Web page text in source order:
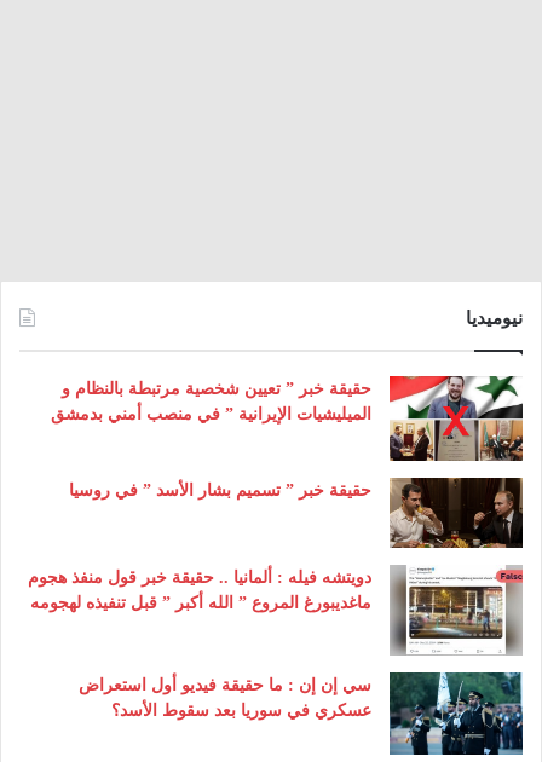
نيوميديا
حقيقة خبر ” تعيين شخصية مرتبطة بالنظام و
الميليشيات الإيرانية ” في منصب أمني بدمشق
حقيقة خبر ” تسميم بشار الأسد ” في روسيا
دويتشه فيله : ألمانيا .. حقيقة خبر قول منفذ هجوم
ماغديبورغ المروع ” الله أكبر ” قبل تنفيذه لهجومه
سي إن إن : ما حقيقة فيديو أول استعراض
عسكري في سوريا بعد سقوط الأسد؟